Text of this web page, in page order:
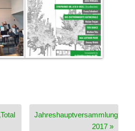
Jahreshauptversammlung
2017 »